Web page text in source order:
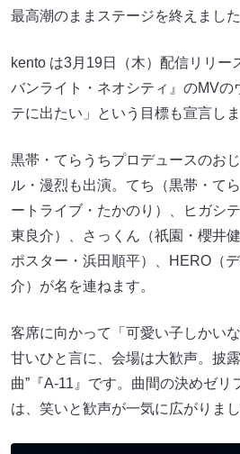
最高潮のままステージを終えました
kento は3月19日（木）配信リリー
バンライト・ネオシティ』のMVの
テに出たい」という目標も宣言しま
黒帯・てらうちプロデュースのお
ル・漫烈も出演。てち（黒帯・て
ートライブ・たかのり）、ヒガシ
東良介）、さっくん（祇園・櫻井
ポスター・浜田順平）、HERO（
介）が名を連ねます。
客席に向かって「可愛い子しかい
甘いひと言に、会場は大歓声。披
曲”『A-11』です。曲間の決めゼリ
は、笑いと歓声が一気に広がりまし